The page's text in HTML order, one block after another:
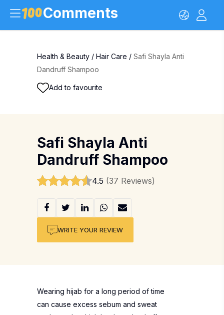
Comments
Health & Beauty / Hair Care / Safi Shayla Anti
Dandruff Shampoo
Add to favourite
Safi Shayla Anti
Dandruff Shampoo
4.5 (37 Reviews)
WRITE YOUR REVIEW
Wearing hijab for a long period of time
can cause excess sebum and sweat